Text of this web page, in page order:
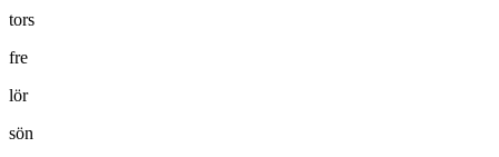
tors
fre
lör
sön